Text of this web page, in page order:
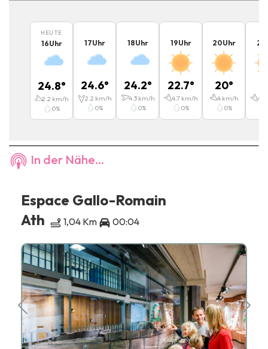
HEUTE
16Uhr
24.8°
2.2 km/h
0%
17Uhr
24.6°
2.2 km/h
0%
18Uhr
24.2°
4.3km/h
0%
19Uhr
22.7°
4.7km/h
0%
20Uhr
20°
4km/h
0%
21
4.3
In der Nähe...
Espace Gallo-Romain
Ath
1,04 Km 00:04